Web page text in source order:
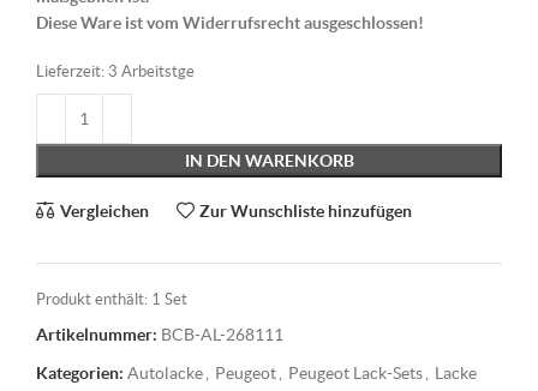
Diese Ware ist vom Widerrufsrecht ausgeschlossen!
Lieferzeit: 3 Arbeitstge
IN DEN WARENKORB
Vergleichen Zur Wunschliste hinzufügen
Produkt enthält: 1 Set
Artikelnummer: BCB-AL-268111
Kategorien: Autolacke, Peugeot, Peugeot Lack-Sets, Lacke